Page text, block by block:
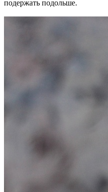
подержать подольше.